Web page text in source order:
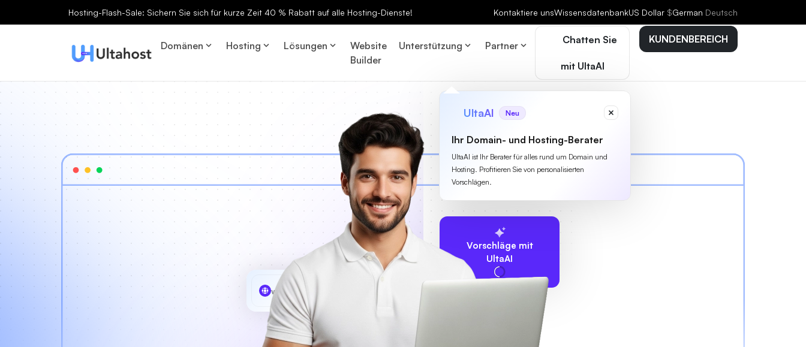
Hosting-Flash-Sale: Sichern Sie sich für kurze Zeit 40 % Rabatt auf alle Hosting-Dienste! Kontaktiere unsWissensdatenbankUS Dollar $German Deutsch
Domänen Hosting Lösungen
Website
Builder
Unterstützung Partner Chatten Sie
mit UltaAI
UltaAI Neu
Ihr Domain- und Hosting-Berater
UltaAI ist Ihr Berater für alles rund um Domain und
Hosting. Profitieren Sie von personalisierten
Vorschlägen.
KUNDENBEREICH
Vorschläge mit
UltaAI
www MyCafe